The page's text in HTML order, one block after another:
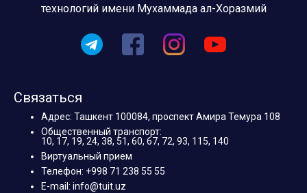
технологий имени Мухаммада ал-Хоразмий
Связаться
Адрес: Ташкент 100084, проспект Амира Темура 108
Общественный транспорт:
10, 17, 19, 24, 38, 51, 60, 67, 72, 93, 115, 140
Виртуальный прием
Телефон: +998 71 238 55 55
E-mail: info@tuit.uz